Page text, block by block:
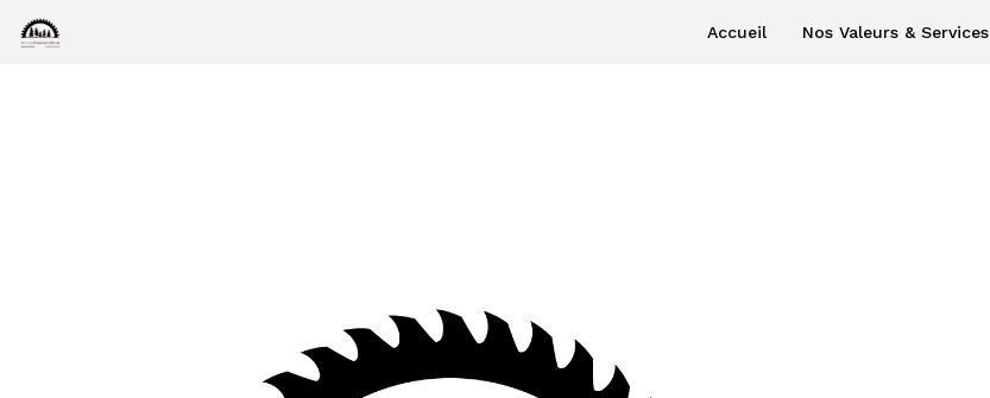
Accueil Nos Valeurs & Services